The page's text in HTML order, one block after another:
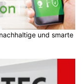
und smarte